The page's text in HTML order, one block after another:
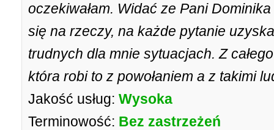
oczekiwałam. Widać ze Pani
się na rzeczy, na każde pytanie
trudnych dla mnie sytuacjach. Z
która robi to z powołaniem a z takimi
Jakość usług: Wysoka
Terminowość: Bez zastrzeżeń